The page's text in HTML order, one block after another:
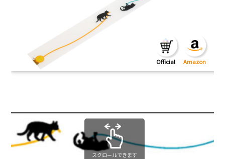
スクロールできます